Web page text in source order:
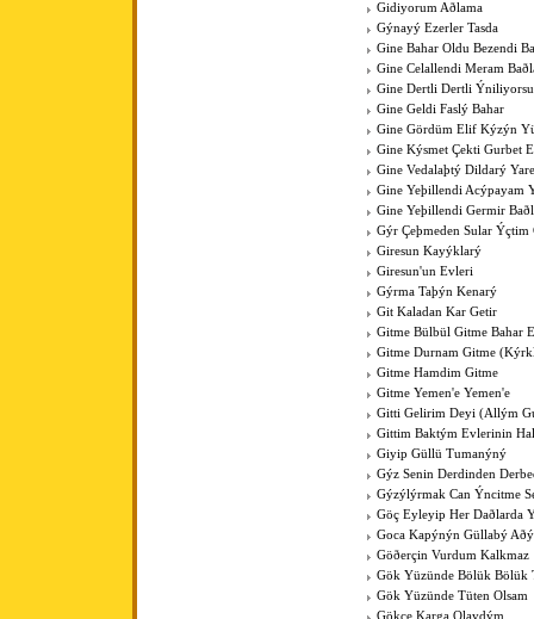
Gidiyorum Aðlama
Gýnayý Ezerler Tasda
Gine Bahar Oldu Bezendi
Gine Celallendi Meram
Gine Dertli Dertli
Gine Geldi Faslý Bahar
Gine Gördüm Elif Kýzýn
Gine Kýsmet Çekti Gurbet
Gine Vedalaþtý Dildarý
Gine Yeþillendi Acýpayam
Gine Yeþillendi Germir
Gýr Çeþmeden Sular Ýçtim
Giresun Kayýklarý
Giresun'un Evleri
Gýrma Taþýn Kenarý
Git Kaladan Kar Getir
Gitme Bülbül Gitme Bahar
Gitme Durnam Gitme
Gitme Hamdim Gitme
Gitme Yemen'e Yemen'e
Gitti Gelirim Deyi (Allým
Gittim Baktým Evlerinin
Giyip Güllü Tumanýný
Gýz Senin Derdinden
Gýzýlýrmak Can Ýncitme
Göç Eyleyip Her Daðlarda
Goca Kapýnýn Güllabý
Göðerçin Vurdum Kalkmaz
Gök Yüzünde Bölük Bölük
Gök Yüzünde Tüten Olsam